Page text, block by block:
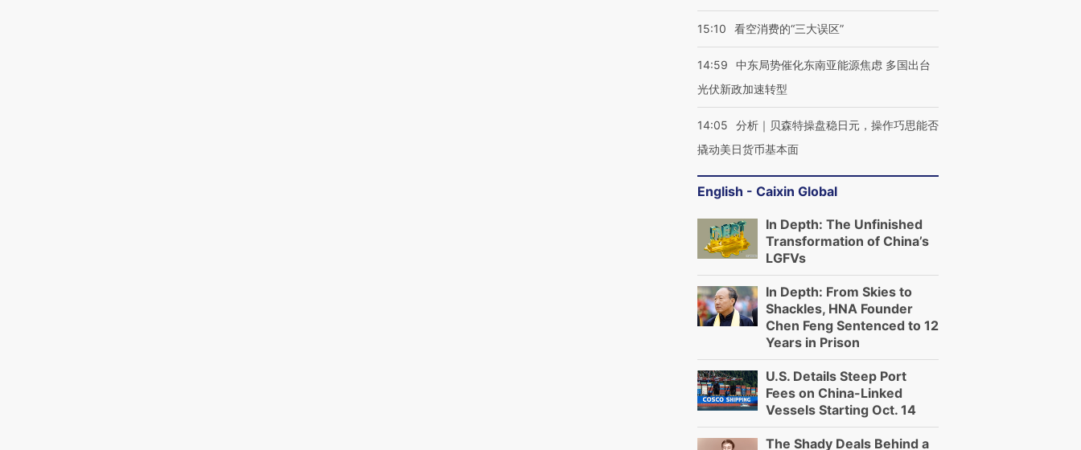
15:10 看空消费的“三大误区”
14:59
中东局势催化东南亚能源焦虑 多国出台
光伏新政加速转型
14:05
分析｜贝森特操盘稳日元，操作巧思能否
撬动美日货币基本面
English - Caixin Global
In Depth: The Unfinished
Transformation of China’s
LGFVs
In Depth: From Skies to
Shackles, HNA Founder
Chen Feng Sentenced to 12
Years in Prison
U.S. Details Steep Port
Fees on China-Linked
Vessels Starting Oct. 14
The Shady Deals Behind a